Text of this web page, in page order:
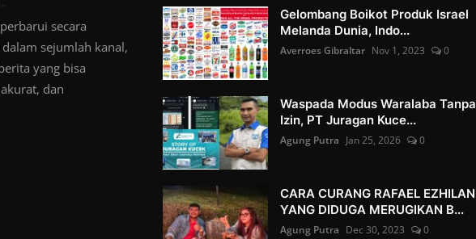
secara
sejumlah kanal,
yang bisa
dan
Gelombang Boikot Produk Israel
Melanda Dunia, Indo...
Averroes Gibraltar Nov 1, 2023 0
Waspada Modus Waralaba Tanpa
Izin, PT Juragan Kuce...
Agung Putra Jan 25, 2026 0
CARA CURANG RAFAEL EZHILAN
YANG DIDUGA MERUGIKAN B...
Agung Putra Dec 30, 2023 0